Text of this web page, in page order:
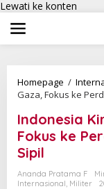
Lewati ke konten
Homepage /
Gaza, Fokus ke
Indonesia
Fokus ke
Sipil
Ananda Pratama F
Internasional, Militer